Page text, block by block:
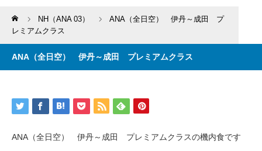
Home NH（ANA 03）
ANA（全日空） 伊丹～成田 プ
レミアムクラス
ANA（全日空） 伊丹～成田 プレミアムクラス
ANA（全日空） 伊丹～成田 プレミアムクラスの機内食です